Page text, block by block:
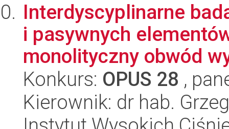
Interdyscyplinarne
i pasywnych
monolityczny obwód
Konkurs: OPUS 28 ,
Kierownik: dr hab.